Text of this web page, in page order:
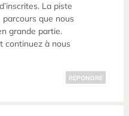
La piste
que nous
grande partie.
continuez à nous
RÉPONDRE